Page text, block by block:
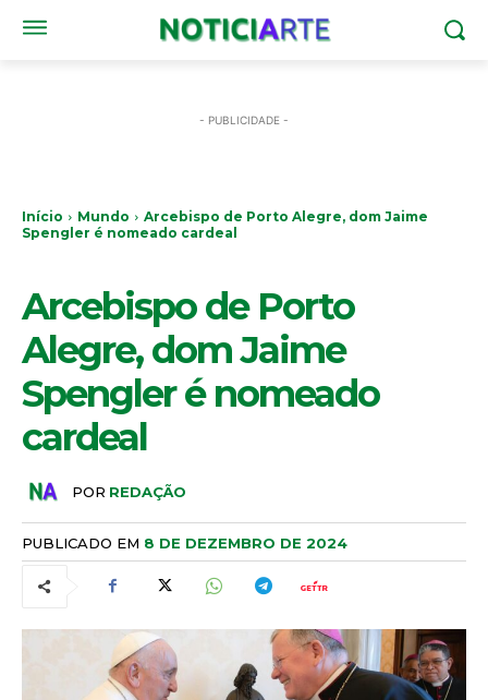
- PUBLICIDADE -
Início Mundo
Arcebispo de Porto Alegre, dom Jaime
Spengler é nomeado cardeal
Arcebispo de Porto
Alegre, dom Jaime
Spengler é nomeado
cardeal
POR REDAÇÃO
PUBLICADO EM 8 DE DEZEMBRO DE 2024